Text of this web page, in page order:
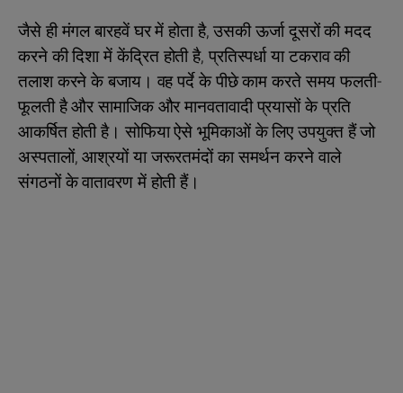
जैसे ही मंगल बारहवें घर में होता है, उसकी ऊर्जा दूसरों की मदद
करने की दिशा में केंद्रित होती है, प्रतिस्पर्धा या टकराव की
तलाश करने के बजाय। वह पर्दे के पीछे काम करते समय फलती-
फूलती है और सामाजिक और मानवतावादी प्रयासों के प्रति
आकर्षित होती है। सोफिया ऐसे भूमिकाओं के लिए उपयुक्त हैं जो
अस्पतालों, आश्रयों या जरूरतमंदों का समर्थन करने वाले
संगठनों के वातावरण में होती हैं।